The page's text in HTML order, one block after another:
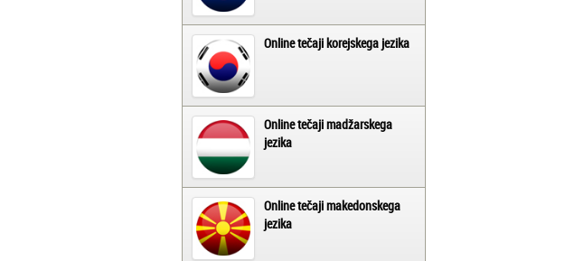
Online tečaji korejskega jezika
Online tečaji madžarskega
jezika
Online tečaji makedonskega
jezika